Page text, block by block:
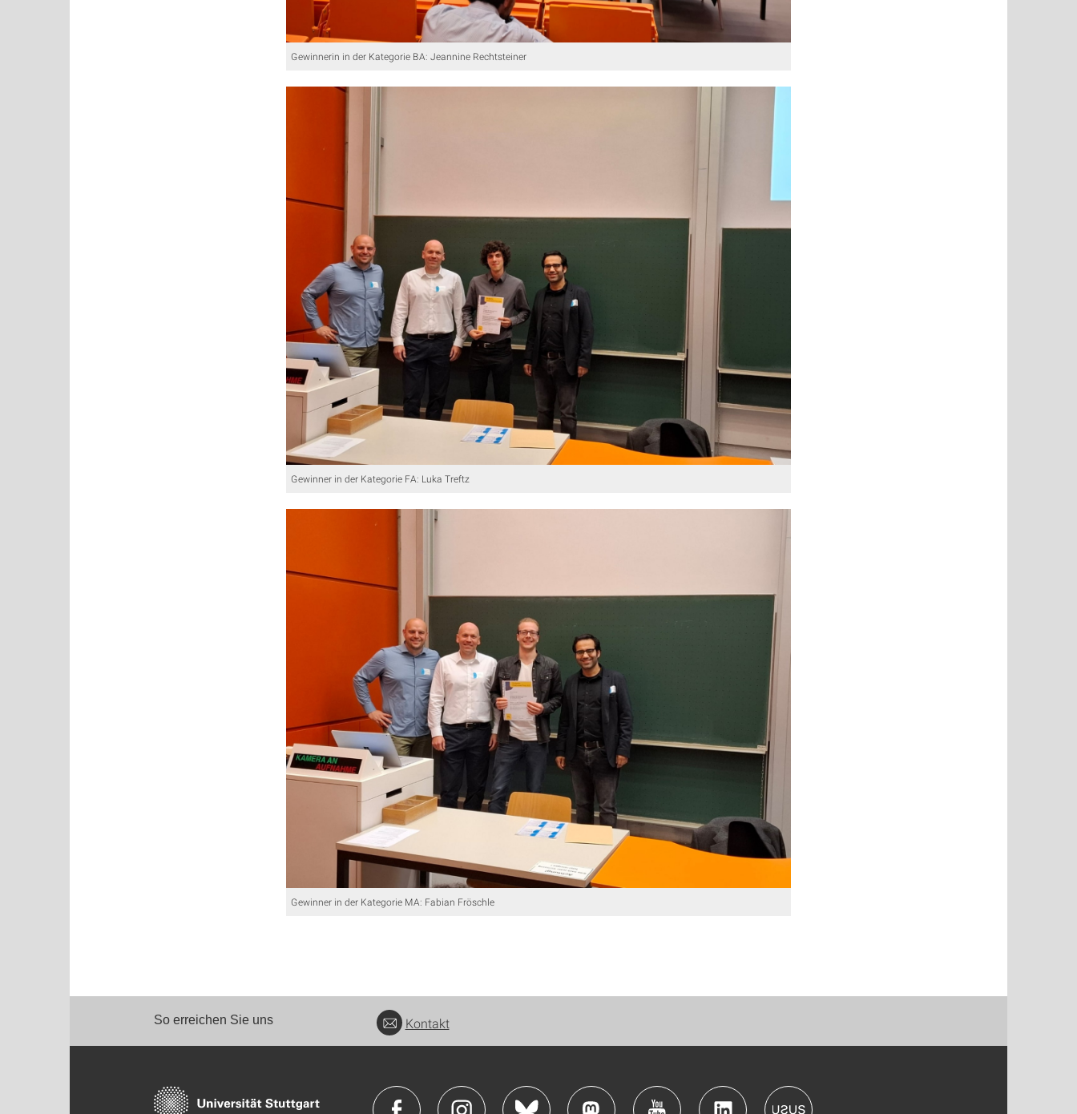
Gewinnerin in der Kategorie BA: Jeannine Rechtsteiner
Gewinner in der Kategorie FA: Luka Treftz
Gewinner in der Kategorie MA: Fabian Fröschle
So erreichen Sie uns Kontakt